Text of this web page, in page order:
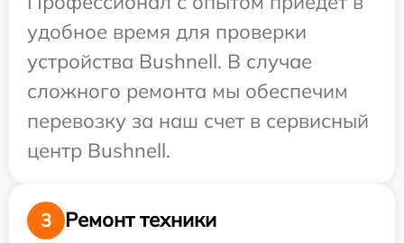
удобное время для проверки
устройства Bushnell. В случае
сложного ремонта мы обеспечим
перевозку за наш счет в сервисный
центр Bushnell.
3
Ремонт техники